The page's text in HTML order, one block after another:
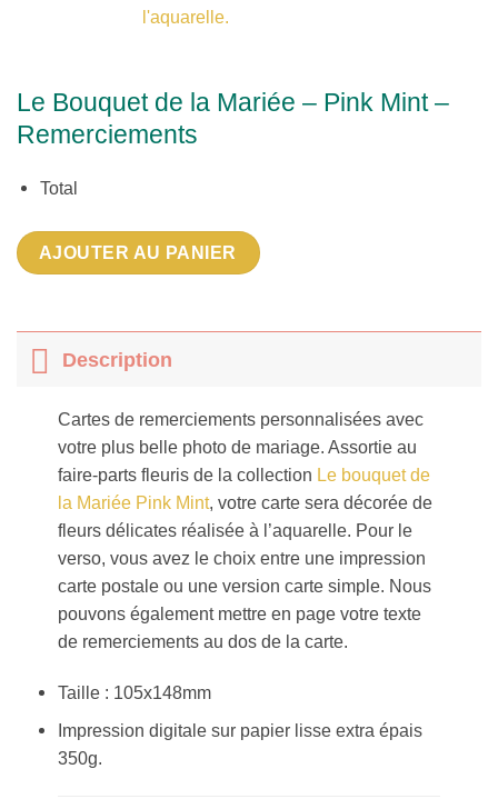
Le Bouquet de la Mariée – Pink Mint –
Remerciements
Total
AJOUTER AU PANIER
Description
Cartes de remerciements personnalisées avec
votre plus belle photo de mariage. Assortie au
faire-parts fleuris de la collection Le bouquet de
la Mariée Pink Mint, votre carte sera décorée de
fleurs délicates réalisée à l’aquarelle. Pour le
verso, vous avez le choix entre une impression
carte postale ou une version carte simple. Nous
pouvons également mettre en page votre texte
de remerciements au dos de la carte.
Taille : 105x148mm
Impression digitale sur papier lisse extra épais
350g.